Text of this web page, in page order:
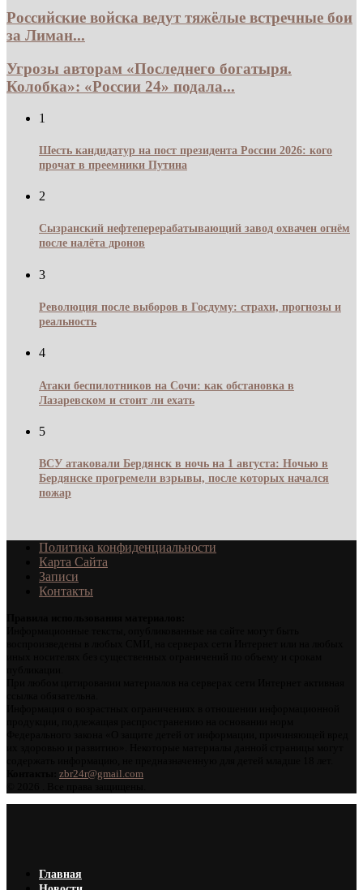
Российские войска ведут тяжёлые встречные бои
за Лиман...
Угрозы авторам «Последнего богатыря.
Колобка»: «России 24» подала...
1
Шесть кандидатур на пост президента России 2026: кого
прочат в преемники Путина
2
Сызранский нефтеперерабатывающий завод охвачен огнём
после налёта дронов
3
Революция после выборов в Госдуму: страхи, прогнозы и
реальность
4
Атаки беспилотников на Сочи: как обстановка в
Лазаревском и стоит ли ехать
5
ВСУ атаковали Бердянск в ночь на 1 августа: Ночью в
Бердянске прогремели взрывы, после которых начался
пожар
Политика конфиденциальности
Карта Сайта
Записи
Контакты
zbr24r@gmail.com
Главная